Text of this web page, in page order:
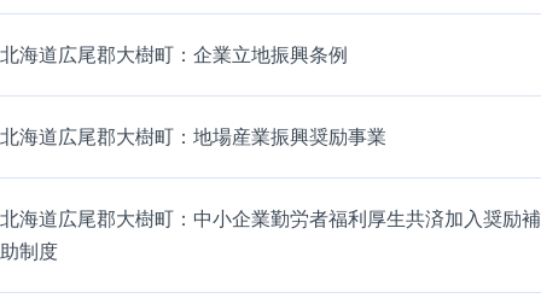
北海道広尾郡大樹町：企業立地振興条例
北海道広尾郡大樹町：地場産業振興奨励事業
北海道広尾郡大樹町：中小企業勤労者福利厚生共済加入奨励補
助制度